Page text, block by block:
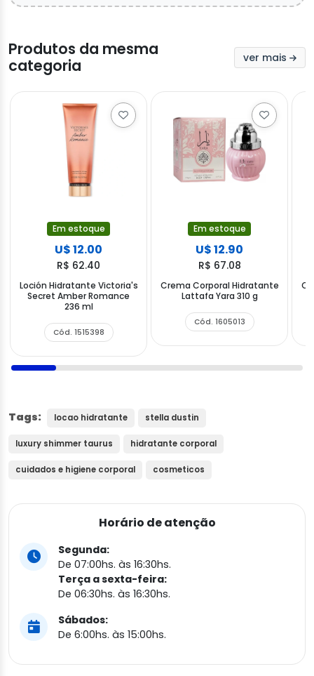
Produtos da mesma
categoria
ver mais
Em estoque
U$ 12.00
R$ 62.40
Loción Hidratante Victoria's
Secret Amber Romance
236 ml
Cód. 1515398
Em estoque
U$ 12.90
R$ 67.08
Crema Corporal Hidratante
Lattafa Yara 310 g
Cód. 1605013
Tags: locao hidratante stella dustin
luxury shimmer taurus hidratante corporal
cuidados e higiene corporal cosmeticos
Horário de atenção
Segunda:
De 07:00hs. às 16:30hs.
Terça a sexta-feira:
De 06:30hs. às 16:30hs.
Sábados:
De 6:00hs. às 15:00hs.